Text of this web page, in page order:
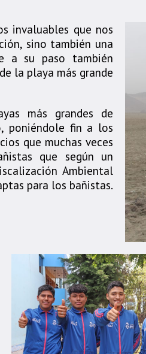
invaluables que nos
sino también una
a su paso también
la playa más grande
más grandes de
poniéndole fin a los
que muchas veces
que según un
Ambiental
para los bañistas.